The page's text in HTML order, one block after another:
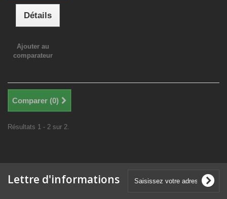
Détails
Ajouter au
comparateur
Comparer (0)
Résultats 1 - 2 sur 2.
Lettre d'informations